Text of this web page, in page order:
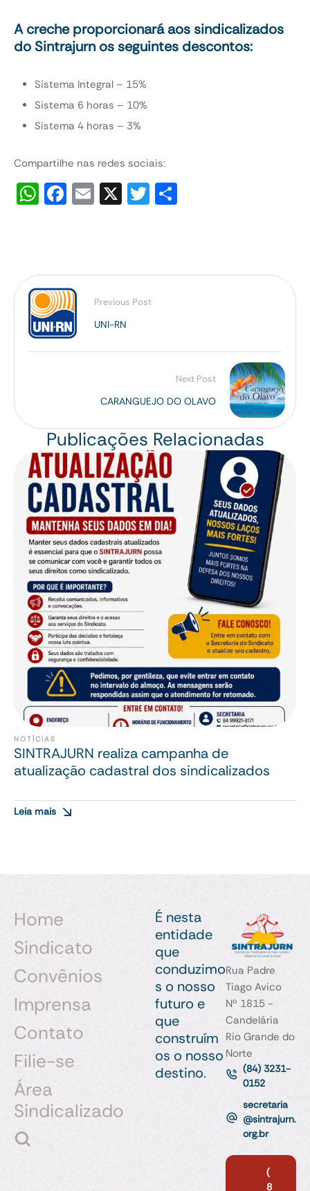
A creche proporcionará aos sindicalizados
do Sintrajurn os seguintes descontos:
Sistema Integral – 15%
Sistema 6 horas – 10%
Sistema 4 horas – 3%
Compartilhe nas redes sociais:
W
A
p
p
F
b
o
o
k
E X T
Previous Post
UNI-RN
Next Post
CARANGUEJO DO OLAVO
Publicações Relacionadas
NOTÍCIAS
SINTRAJURN realiza campanha de
atualização cadastral dos sindicalizados
Leia mais
Home
Sindicato
Convênios
Imprensa
Contato
Filie-se
Área
Sindicalizado
É nesta
entidade
que
conduzimo
s o nosso
futuro e
que
construím
os o nosso
destino.
Rua Padre
Tiago Avico
Nº 1815 -
Candelária
Rio Grande do
Norte
(84) 3231-
0152
secretaria
@sintrajurn.
org.br
(
8